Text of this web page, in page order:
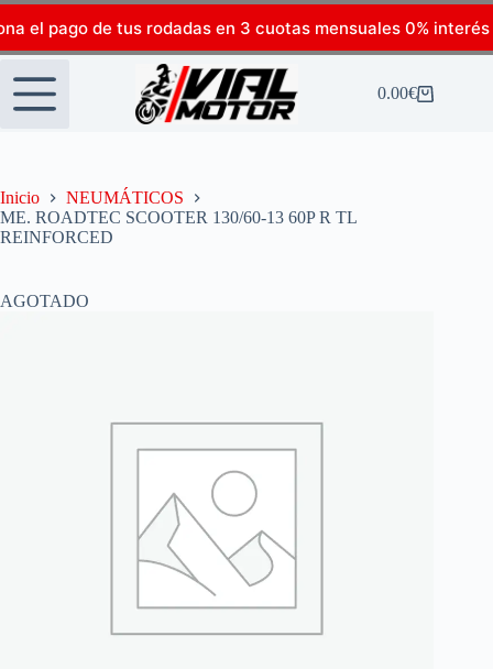
el pago de tus rodadas en 3 cuotas mensuales 0% interés
0.00€
Inicio
NEUMÁTICOS
ME. ROADTEC SCOOTER 130/60-13 60P R TL
REINFORCED
AGOTADO